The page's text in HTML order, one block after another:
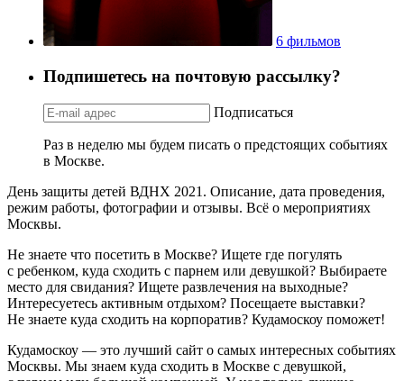
6 фильмов
Подпишетесь на почтовую рассылку?
Подписаться
Раз в неделю мы будем писать о предстоящих событиях
в Москве.
День защиты детей ВДНХ 2021. Описание, дата проведения,
режим работы, фотографии и отзывы. Всё о мероприятиях
Москвы.
Не знаете что посетить в Москве? Ищете где погулять
с ребенком, куда сходить с парнем или девушкой? Выбираете
место для свидания? Ищете развлечения на выходные?
Интересуетесь активным отдыхом? Посещаете выставки?
Не знаете куда сходить на корпоратив? Кудамоскоу поможет!
Кудамоскоу — это лучший сайт о самых интересных событиях
Москвы. Мы знаем куда сходить в Москве с девушкой,